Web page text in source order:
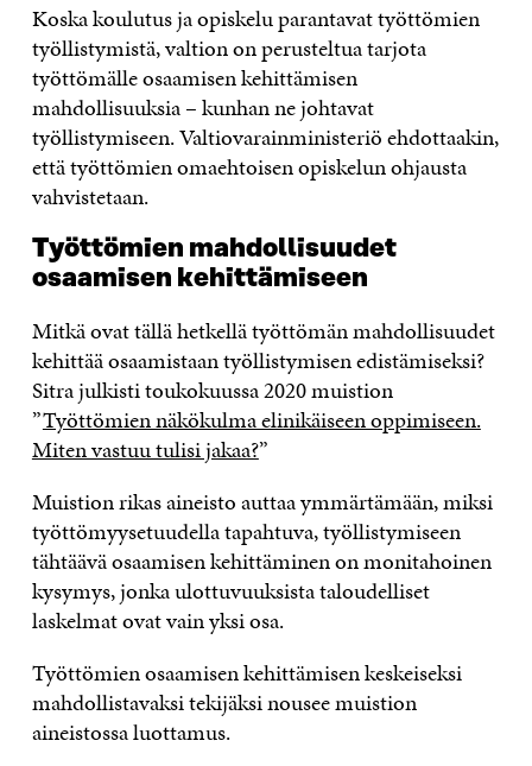
Koska koulutus ja opiskelu parantavat työttömien
työllistymistä, valtion on perusteltua tarjota
työttömälle osaamisen kehittämisen
mahdollisuuksia – kunhan ne johtavat
työllistymiseen. Valtiovarainministeriö ehdottaakin,
että työttömien omaehtoisen opiskelun ohjausta
vahvistetaan.
Työttömien mahdollisuudet
osaamisen kehittämiseen
Mitkä ovat tällä hetkellä työttömän mahdollisuudet
kehittää osaamistaan työllistymisen edistämiseksi?
Sitra julkisti toukokuussa 2020 muistion
”Työttömien näkökulma elinikäiseen oppimiseen.
Miten vastuu tulisi jakaa?”
Muistion rikas aineisto auttaa ymmärtämään, miksi
työttömyysetuudella tapahtuva, työllistymiseen
tähtäävä osaamisen kehittäminen on monitahoinen
kysymys, jonka ulottuvuuksista taloudelliset
laskelmat ovat vain yksi osa.
Työttömien osaamisen kehittämisen keskeiseksi
mahdollistavaksi tekijäksi nousee muistion
aineistossa luottamus.